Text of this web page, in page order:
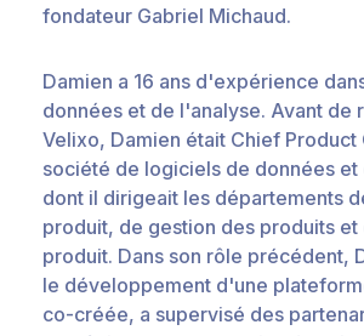
fondateur Gabriel Michaud.
Damien a 16 ans d'expérience
données et de l'analyse. Avant de
Velixo, Damien était Chief Product
société de logiciels de données et
dont il dirigeait les départements
produit, de gestion des produits et
produit. Dans son rôle précédent,
le développement d'une
co-créée, a supervisé des